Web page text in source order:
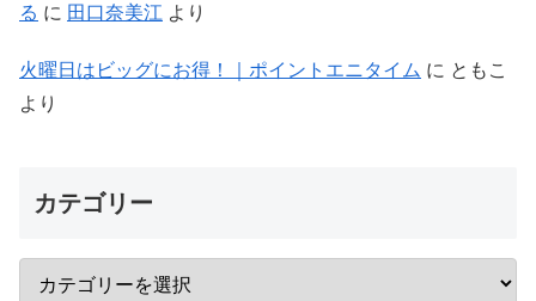
る に 田口奈美江 より
火曜日はビッグにお得！｜ポイントエニタイム に ともこ
より
カテゴリー